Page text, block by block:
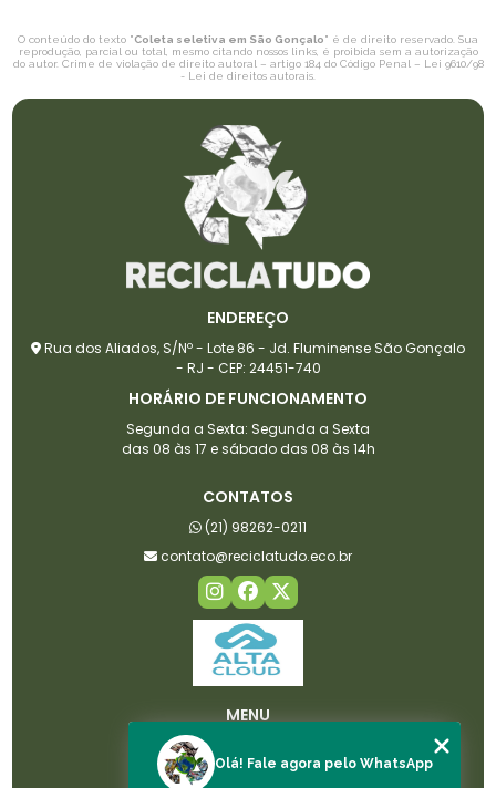
O conteúdo do texto "Coleta seletiva em São Gonçalo" é de direito reservado. Sua
reprodução, parcial ou total, mesmo citando nossos links, é proibida sem a autorização
do autor. Crime de violação de direito autoral – artigo 184 do Código Penal – Lei 9610/98
- Lei de direitos autorais
ENDEREÇO
Rua dos Aliados, S/Nº - Lote 86 - Jd. Fluminense São Gonçalo
- RJ - CEP: 24451-740
HORÁRIO DE FUNCIONAMENTO
Segunda a Sexta: Segunda a Sexta
das 08 às 17 e sábado das 08 às 14h
CONTATOS
(21) 98262-0211
contato@reciclatudo.eco.br
MENU
Olá! Fale agora pelo WhatsApp